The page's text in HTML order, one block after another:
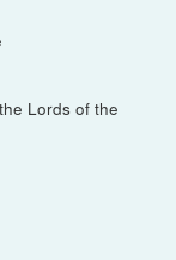
Lords of the